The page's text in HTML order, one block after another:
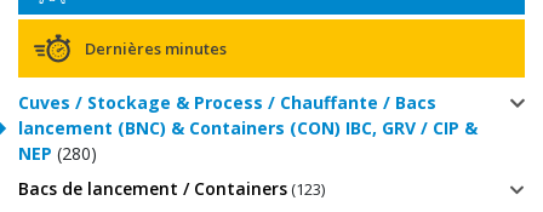
Dernières minutes
Cuves / Stockage & Process / Chauffante / Bacs
lancement (BNC) & Containers (CON) IBC, GRV / CIP &
NEP (280)
Bacs de lancement / Containers(123)